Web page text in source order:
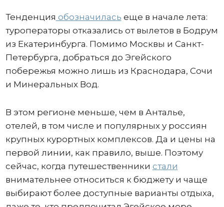
Тенденция обозначилась еще в начале лета:
туроператоры отказались от вылетов в Бодрум
из Екатеринбурга. Помимо Москвы и Санкт-
Петербурга, добраться до Эгейского
побережья можно лишь из Краснодара, Сочи
и Минеральных Вод.
В этом регионе меньше, чем в Анталье,
отелей, в том числе и популярных у россиян
крупных курортных комплексов. Да и цены на
первой линии, как правило, выше. Поэтому
сейчас, когда путешественники стали
внимательнее относиться к бюджету и чаще
выбирают более доступные варианты отдыха,